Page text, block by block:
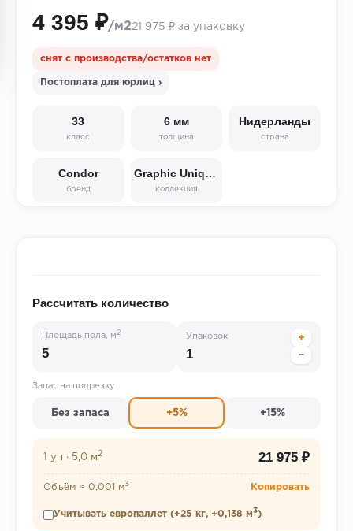
4 395 ₽/м221 975 ₽ за упаковку
снят с производства/остатков нет
Постоплата для юрлиц ›
33
класс
6 мм
толщина
Нидерланды
страна
Condor
бренд
Graphic Unique/Haarlem
коллекция
Рассчитать количество
Площадь пола, м 2
Упаковок
+
−
Запас на подрезку
Без запаса +5% +15%
1 уп · 5,0 м 2 21 975 ₽
Объём ≈ 0,001 м3 Копировать
Учитывать европаллет (+25 кг, +0,138 м3)